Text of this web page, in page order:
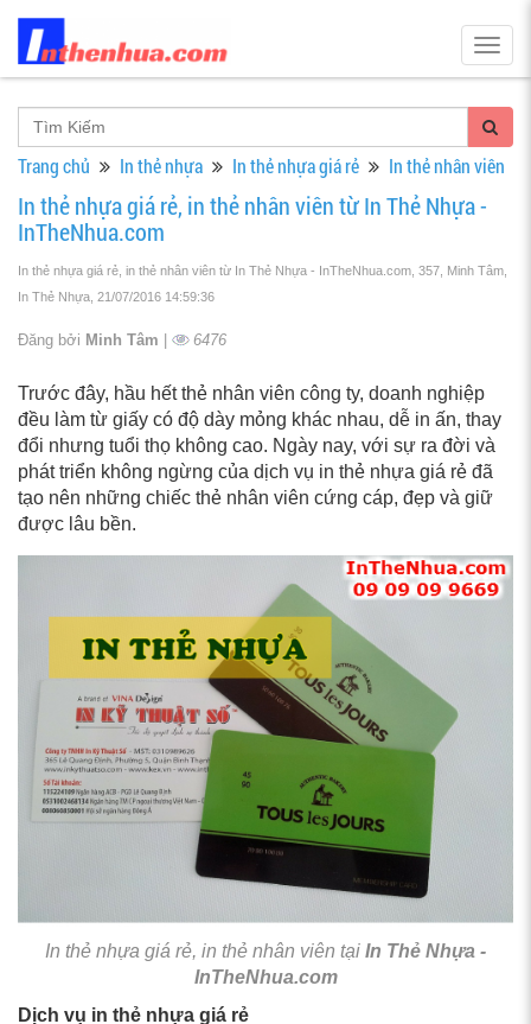
Trang chủ In thẻ nhựa In thẻ nhựa giá rẻ In thẻ nhân viên
In thẻ nhựa giá rẻ, in thẻ nhân viên từ In Thẻ Nhựa -
InTheNhua.com
In thẻ nhựa giá rẻ, in thẻ nhân viên từ In Thẻ Nhựa - InTheNhua.com, 357, Minh Tâm,
In Thẻ Nhựa , 21/07/2016 14:59:36
Đăng bởi Minh Tâm | 6476
Trước đây, hầu hết thẻ nhân viên công ty, doanh nghiệp
đều làm từ giấy có độ dày mỏng khác nhau, dễ in ấn, thay
đổi nhưng tuổi thọ không cao. Ngày nay, với sự ra đời và
phát triển không ngừng của dịch vụ in thẻ nhựa giá rẻ đã
tạo nên những chiếc thẻ nhân viên cứng cáp, đẹp và giữ
được lâu bền.
In thẻ nhựa giá rẻ, in thẻ nhân viên tại In Thẻ Nhựa -
InTheNhua.com
Dịch vụ in thẻ nhựa giá rẻ